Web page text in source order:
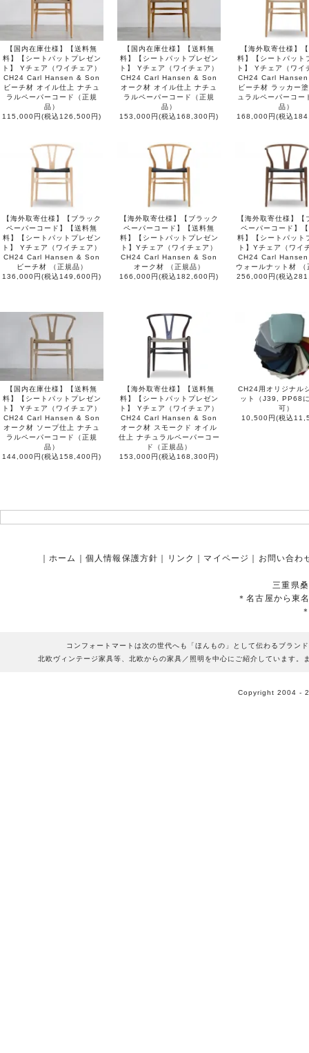
【国内在庫仕様】【送料無
料】【シートパットプレゼン
ト】 Yチェア（ワイチェア）
CH24 Carl Hansen & Son
ビーチ材 オイル仕上 ナチュ
ラルペーパーコード（正規
品）
115,000円(税込126,500円)
【国内在庫仕様】【送料無
料】【シートパットプレゼン
ト】 Yチェア（ワイチェア）
CH24 Carl Hansen & Son
オーク材 オイル仕上 ナチュ
ラルペーパーコード（正規
品）
153,000円(税込168,300円)
【海外取寄仕様】
料】【シートパット
ト】 Yチェア（ワイ
CH24 Carl
ビーチ材 ラッカー
ュラルペーパーコー
品）
168,000円(税込
【海外取寄仕様】【ブラック
ペーパーコード】【送料無
料】【シートパットプレゼン
ト】 Yチェア（ワイチェア）
CH24 Carl Hansen & Son
ビーチ材 （正規品）
136,000円(税込149,600円)
【海外取寄仕様】【ブラック
ペーパーコード】【送料無
料】【シートパットプレゼン
ト】Yチェア（ワイチェア）
CH24 Carl Hansen & Son
オーク材 （正規品）
166,000円(税込182,600円)
【海外取寄仕様】【
ペーパーコード】
料】【シートパット
ト】Yチェア（ワイ
CH24 Carl
ウォールナット材 （
256,000円(税込
【国内在庫仕様】【送料無
料】【シートパットプレゼン
ト】 Yチェア（ワイチェア）
CH24 Carl Hansen & Son
オーク材 ソープ仕上 ナチュ
ラルペーパーコード（正規
品）
144,000円(税込158,400円)
【海外取寄仕様】【送料無
料】【シートパットプレゼン
ト】 Yチェア（ワイチェア）
CH24 Carl Hansen & Son
オーク材 スモークド オイル
仕上 ナチュラルペーパーコー
ド（正規品）
153,000円(税込168,300円)
CH24用オリジナル
ット（J39, PP68
可）
10,500円(税込
｜ ホーム ｜ 個人情報保護方針 ｜ リンク ｜ マイページ ｜ お問い合わ
三重県
＊名古屋から東
コンフォートマートは次の世代へも「ほんもの」として伝わるブラン
北欧ヴィンテージ家具等、北欧からの家具／照明を中心にご紹介しています
Copyright 2004 -